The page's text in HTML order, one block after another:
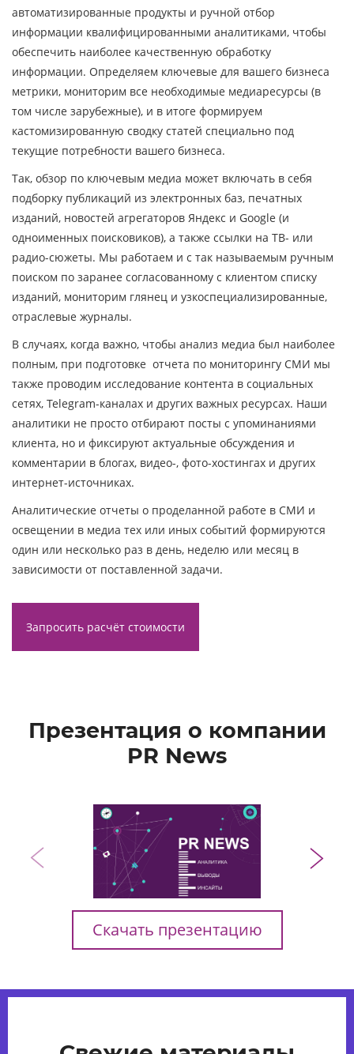
автоматизированные продукты и ручной отбор
информации квалифицированными аналитиками, чтобы
обеспечить наиболее качественную обработку
информации. Определяем ключевые для вашего бизнеса
метрики, мониторим все необходимые медиаресурсы (в
том числе зарубежные), и в итоге формируем
кастомизированную сводку статей специально под
текущие потребности вашего бизнеса.
Так, обзор по ключевым медиа может включать в себя
подборку публикаций из электронных баз, печатных
изданий, новостей агрегаторов Яндекс и Google (и
одноименных поисковиков), а также ссылки на ТВ- или
радио-сюжеты. Мы работаем и с так называемым ручным
поиском по заранее согласованному с клиентом списку
изданий, мониторим глянец и узкоспециализированные,
отраслевые журналы.
В случаях, когда важно, чтобы анализ медиа был наиболее
полным, при подготовке отчета по мониторингу СМИ мы
также проводим исследование контента в социальных
сетях, Telegram-каналах и других важных ресурсах. Наши
аналитики не просто отбирают посты с упоминаниями
клиента, но и фиксируют актуальные обсуждения и
комментарии в блогах, видео-, фото-хостингах и других
интернет-источниках.
Аналитические отчеты о проделанной работе в СМИ и
освещении в медиа тех или иных событий формируются
один или несколько раз в день, неделю или месяц в
зависимости от поставленной задачи.
Запросить расчёт стоимости
Презентация о компании
PR News
Скачать презентацию